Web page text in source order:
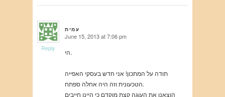
עמית
says: June 15, 2013 at 7:06 pm
הי.
תודה על המתכון! אני חדש בעסקי האפייה
הטכעונית וזה היה אחלה ספתח.
הוצאנו את העוגה קצת מוקדם כי היינו חייבים
Reply